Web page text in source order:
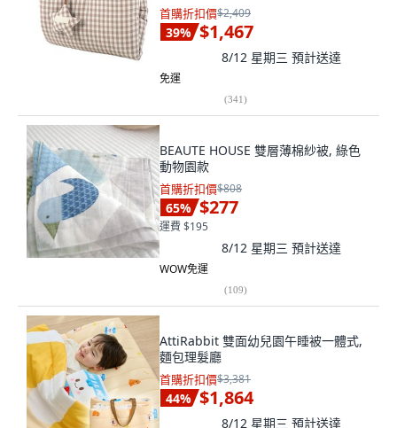
首購折扣價$2,409
39% $1,467
8/12 星期三 預計送達
免運
(341)
BEAUTE HOUSE 雙層薄棉紗被, 綠色
動物園款
首購折扣價$808
65% $277
運費 $195
8/12 星期三 預計送達
WOW免運
(109)
AttiRabbit 雙面幼兒園午睡被一體式,
麵包理髮廳
首購折扣價$3,381
44% $1,864
8/12 星期三 預計送達